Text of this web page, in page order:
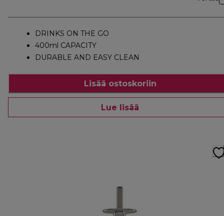
DRINKS ON THE GO
400ml CAPACITY
DURABLE AND EASY CLEAN
Lisää ostoskoriin
Lue lisää